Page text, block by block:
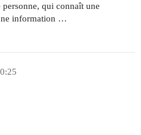
qui connaît une
information …